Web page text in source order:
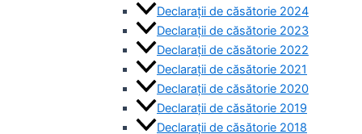
Declarații de căsătorie 2024
Declarații de căsătorie 2023
Declarații de căsătorie 2022
Declarații de căsătorie 2021
Declarații de căsătorie 2020
Declarații de căsătorie 2019
Declarații de căsătorie 2018